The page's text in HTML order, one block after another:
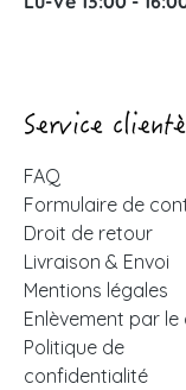
Service
FAQ
Formulaire de
Droit de retour
Livraison & Envoi
Mentions légales
Enlèvement par le
Politique de
confidentialité